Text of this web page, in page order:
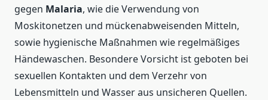
gegen Malaria, wie die Verwendung von
Moskitonetzen und mückenabweisenden Mitteln,
sowie hygienische Maßnahmen wie regelmäßiges
Händewaschen. Besondere Vorsicht ist geboten bei
sexuellen Kontakten und dem Verzehr von
Lebensmitteln und Wasser aus unsicheren Quellen.